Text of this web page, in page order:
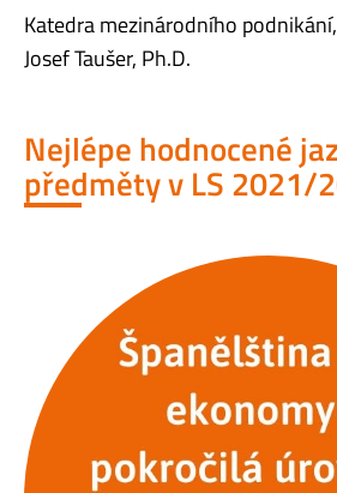
Katedra mezinárodního
Josef Taušer, Ph.D.
Nejlépe hodnocené
předměty v LS 2021/